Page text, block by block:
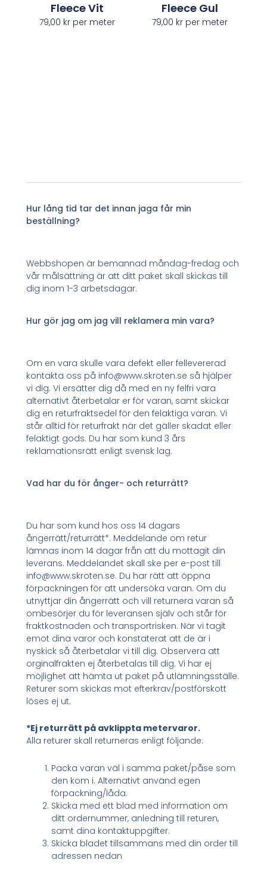
Fleece Vit
79,00 krper meter
Fleece Gul
79,00 kr per meter
Hur lång tid tar det innan jaga får min
beställning?
Webbshopen är bemannad måndag-fredag och
vår målsättning är att ditt paket skall skickas till
dig inom 1-3 arbetsdagar.
Hur gör jag om jag vill reklamera min vara?
Om en vara skulle vara defekt eller fellevererad
kontakta oss på info@www.skroten.se så hjälper
vi dig. Vi ersätter dig då med en ny felfri vara
alternativt återbetalar er för varan, samt skickar
dig en returfraktsedel för den felaktiga varan. Vi
står alltid för returfrakt när det gäller skadat eller
felaktigt gods. Du har som kund 3 års
reklamationsrätt enligt svensk lag.
Vad har du för ånger- och returrätt?
Du har som kund hos oss 14 dagars
ångerrätt/returrätt*. Meddelande om retur
lämnas inom 14 dagar från att du mottagit din
leverans. Meddelandet skall ske per e-post till
info@www.skroten.se. Du har rätt att öppna
förpackningen för att undersöka varan. Om du
utnyttjar din ångerrätt och vill returnera varan så
ombesörjer du för leveransen själv och står för
fraktkostnaden och transportrisken. När vi tagit
emot dina varor och konstaterat att de är i
nyskick så återbetalar vi till dig. Observera att
orginalfrakten ej återbetalas till dig. Vi har ej
möjlighet att hämta ut paket på utlämningsställe.
Returer som skickas mot efterkrav/postförskott
löses ej ut.
*Ej returrätt på avklippta metervaror.
Alla returer skall returneras enligt följande:
Packa varan väl i samma paket/påse som
den kom i. Alternativt använd egen
förpackning/låda.
Skicka med ett blad med information om
ditt ordernummer, anledning till returen,
samt dina kontaktuppgifter.
Skicka bladet tillsammans med din order till
adressen nedan